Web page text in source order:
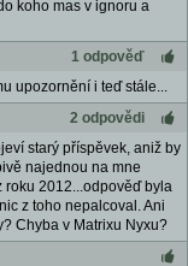
koho mas v ignoru a
1 odpověď
upozornění i teď stále...
2 odpovědi
starý příspěvek, aniž by
najednou na mne
2012...odpověď byla
z toho nepalcoval. Ani
Chyba v Matrixu Nyxu?